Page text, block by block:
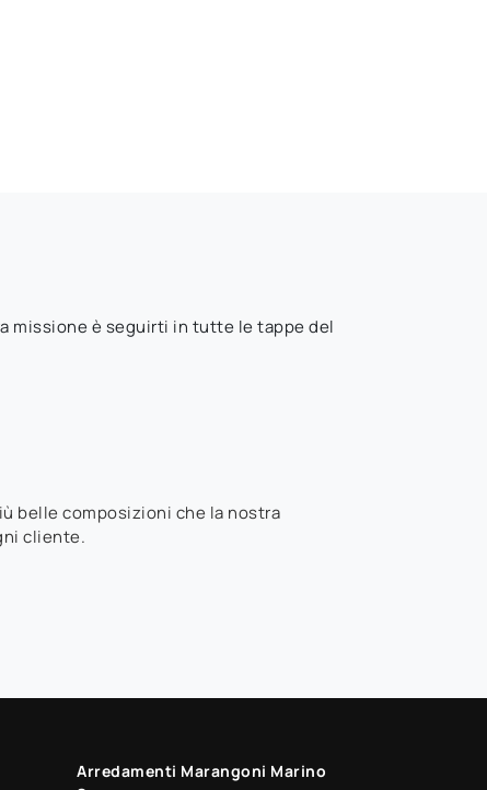
missione è seguirti in tutte le tappe del
belle composizioni che la nostra
cliente.
Arredamenti Marangoni Marino